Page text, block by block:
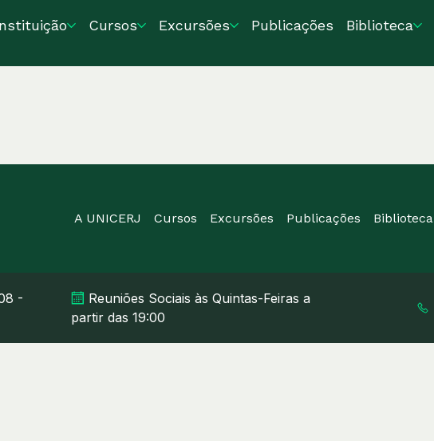
Cursos Excursões Publicações Biblioteca
A UNICERJ Cursos Excursões Publicações Biblioteca
-
Reuniões Sociais às Quintas-Feiras a
partir das 19:00